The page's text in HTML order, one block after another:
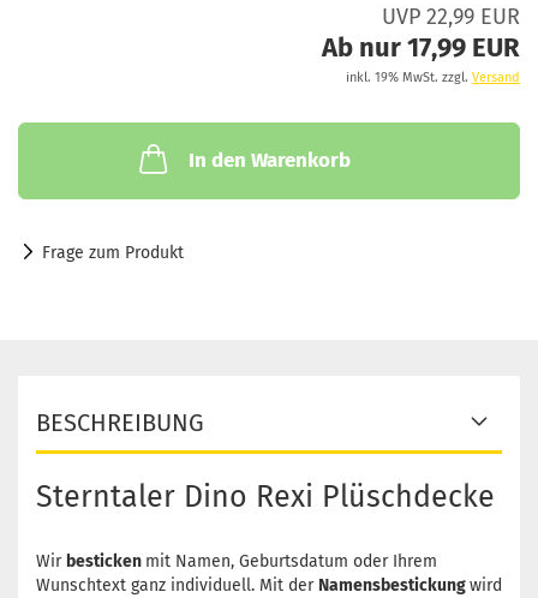
UVP 22,99 EUR
Ab nur 17,99 EUR
inkl. 19% MwSt. zzgl. Versand
In den Warenkorb
Frage zum Produkt
BESCHREIBUNG
Sterntaler Dino Rexi Plüschdecke
Wir besticken mit Namen, Geburtsdatum oder Ihrem
Wunschtext ganz individuell. Mit der Namensbestickungwird